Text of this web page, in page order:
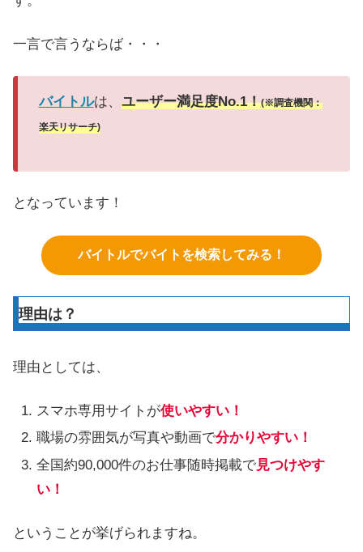
一言で言うならば・・・
バイトルは、 ユーザー満足度No.1！(※調査機関：
楽天リサーチ)
となっています！
バイトルでバイトを検索してみる！
理由は？
理由としては、
スマホ専用サイトが使いやすい！
職場の雰囲気が写真や動画で分かりやすい！
全国約90,000件のお仕事随時掲載で見つけやす
い！
ということが挙げられますね。